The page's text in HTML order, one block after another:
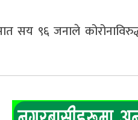
सय ९६ जनाले